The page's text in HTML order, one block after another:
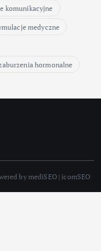
komunikacyjne
medyczne
hormonalne
by mediSEO | icomSEO